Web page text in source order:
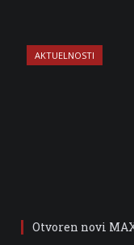
AKTUELNOSTI
Otvoren novi